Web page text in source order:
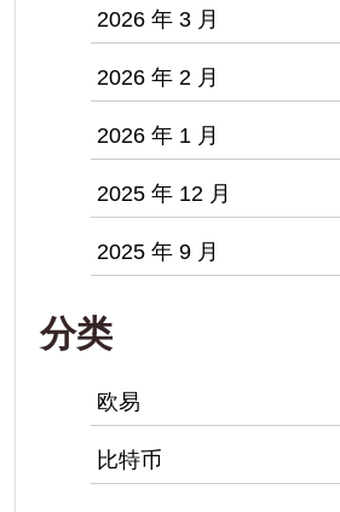
2026 年 3 月
2026 年 2 月
2026 年 1 月
2025 年 12 月
2025 年 9 月
分类
欧易
比特币